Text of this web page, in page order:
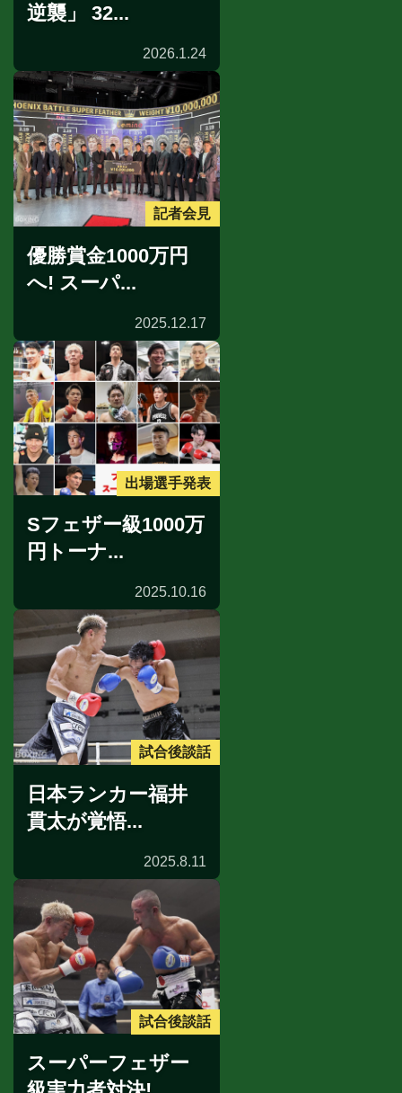
逆襲」 32...
2026.1.24
記者会見
優勝賞金1000万円
へ! スーパ...
2025.12.17
出場選手発表
Sフェザー級1000万
円トーナ...
2025.10.16
試合後談話
日本ランカー福井
貫太が覚悟...
2025.8.11
試合後談話
スーパーフェザー